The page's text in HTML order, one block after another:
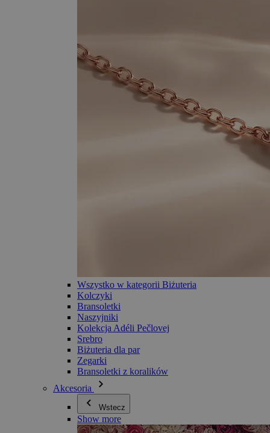
Wszystko w kategorii Biżuteria
Kolczyki
Bransoletki
Naszyjniki
Kolekcja Adéli Pečlovej
Srebro
Biżuteria dla par
Zegarki
Bransoletki z koralików
Akcesoria
Wstecz
Show more